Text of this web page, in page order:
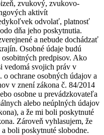
zvukový, zvukovo-
aktivít
odvolať, platnosť
dňa jeho poskytnutia.
a nebude dochádzať
Osobné údaje budú
osobitných predpisov. Ako
vedomá svojich práv v
ochrane osobných údajov a
v znení zákona č. 84/2014
osobne u prevádzkovateľa
alebo neúplných údajov
a že mi boli poskytnuté
Zároveň vyhlasujem, že
boli poskytnuté slobodne.